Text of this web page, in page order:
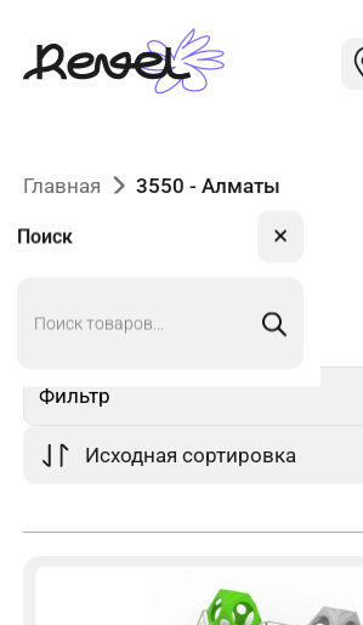
Поиск ✕
Главная 3550 - Алматы
3550в Алматы
Фильтр